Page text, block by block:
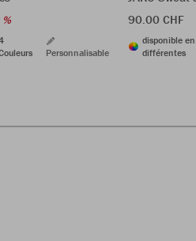
Personnalisable
90.00 CHF
disponible
différentes